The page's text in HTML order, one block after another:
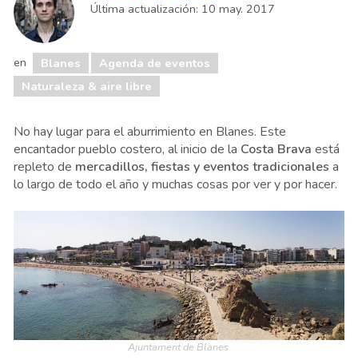
Última actualización: 10 may. 2017
en Blanes
Agenda de eventos
Naturaleza & aire libre
No hay lugar para el aburrimiento en Blanes. Este
encantador pueblo costero, al inicio de la Costa Brava está
repleto de mercadillos, fiestas y eventos tradicionales a
lo largo de todo el año y muchas cosas por ver y por hacer.
Ajuntament de Blanes